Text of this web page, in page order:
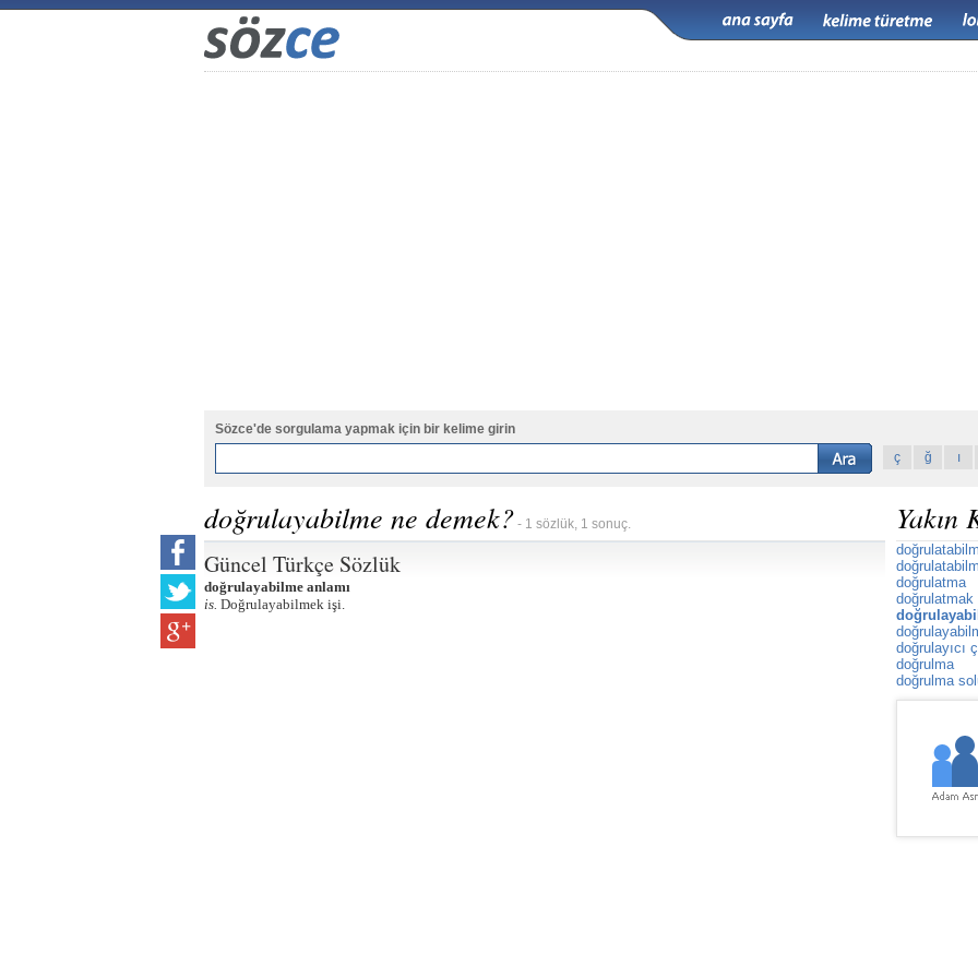
Sözce'de sorgulama yapmak için bir kelime girin
ç
ğ ı
doğrulayabilme ne demek? - 1 sözlük, 1 sonuç.
Güncel Türkçe Sözlük
doğrulayabilme anlamı
is. Doğrulayabilmek işi.
Yakın
doğrulatma
doğrulatmak
doğrulayıcı
doğrulma
doğrulma